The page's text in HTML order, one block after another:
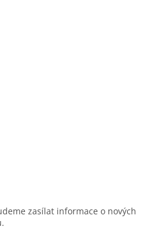
zasílat informace o nových